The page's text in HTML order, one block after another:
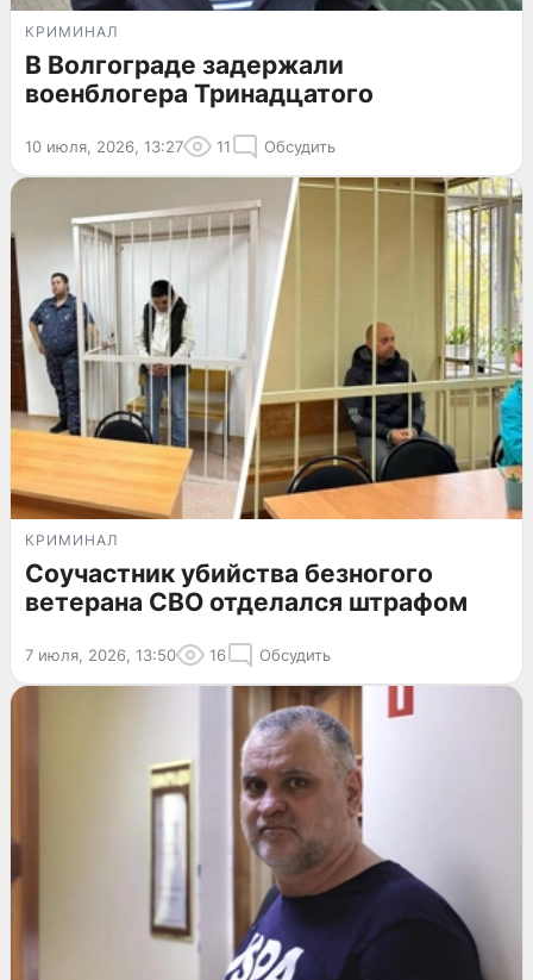
КРИМИНАЛ
В Волгограде задержали
военблогера Тринадцатого
10 июля, 2026, 13:27 11 Обсудить
КРИМИНАЛ
Соучастник убийства безногого
ветерана СВО отделался штрафом
7 июля, 2026, 13:50 16 Обсудить